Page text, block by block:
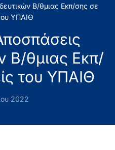
Β/θμιας Εκπ/σης σε
ΥΠΑΙΘ
Β/θμιας Εκπ/
του ΥΠΑΙΘ
2022